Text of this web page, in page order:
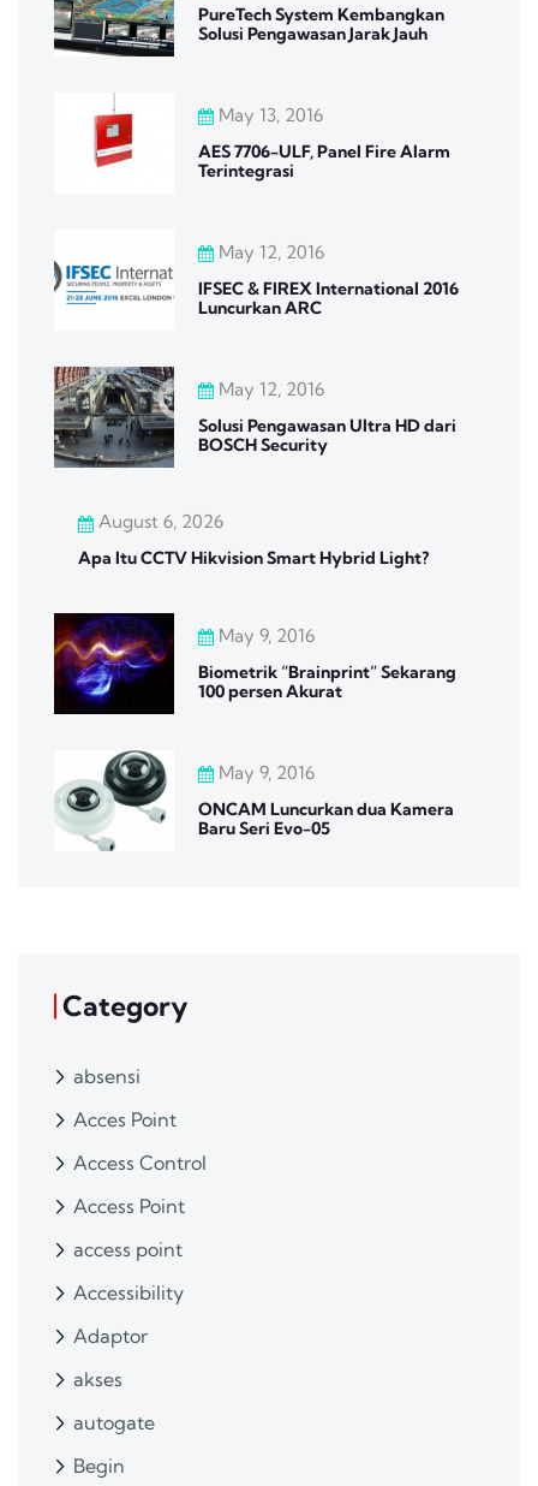
PureTech System Kembangkan
Solusi Pengawasan Jarak Jauh
May 13, 2016
AES 7706-ULF, Panel Fire Alarm
Terintegrasi
May 12, 2016
IFSEC & FIREX International 2016
Luncurkan ARC
May 12, 2016
Solusi Pengawasan Ultra HD dari
BOSCH Security
August 6, 2026
Apa Itu CCTV Hikvision Smart Hybrid Light?
May 9, 2016
Biometrik “Brainprint” Sekarang
100 persen Akurat
May 9, 2016
ONCAM Luncurkan dua Kamera
Baru Seri Evo-05
Category
absensi
Acces Point
Access Control
Access Point
access point
Accessibility
Adaptor
akses
autogate
Begin